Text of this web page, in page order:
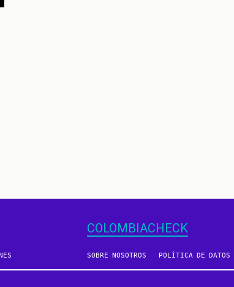
COLOMBIACHECK
SOBRE NOSOTROS POLÍTICA DE DATOS